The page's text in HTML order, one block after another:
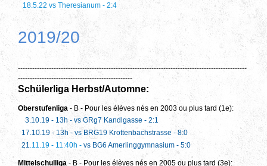
18.5.22 vs Theresianum - 2:4
2019/20
------------------------------------------------------------------------------------------------
------------------------------------------------
Schülerliga Herbst/Automne:
Oberstufenliga - B - Pour les élèves nés en 2003 ou plus tard (1e):
3.10.19 - 13h - vs GRg7 Kandlgasse - 2:1
17.10.19 - 13h - vs BRG19 Krottenbachstrasse - 8:0
21.11.19 - 11:40h - vs BG6 Amerlinggymnasium - 5:0
Mittelschulliga - B - Pour les élèves nés en 2005 ou plus tard (3e):